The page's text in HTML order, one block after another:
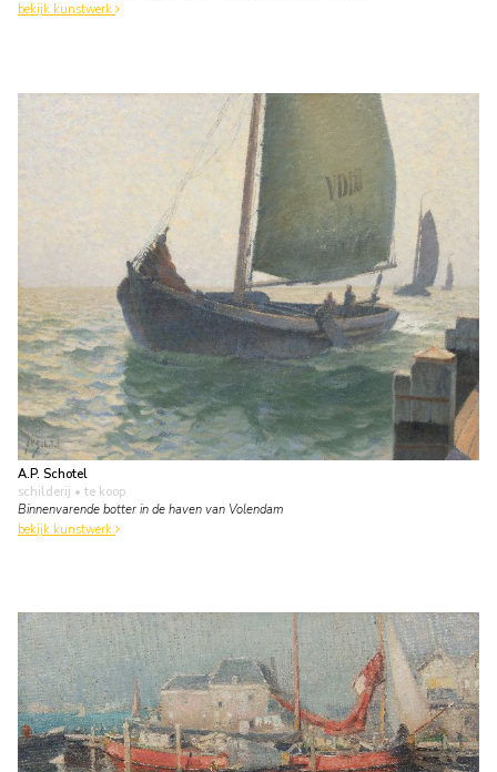
bekijk kunstwerk
A.P. Schotel
schilderij • te koop
Binnenvarende botter in de haven van Volendam
bekijk kunstwerk